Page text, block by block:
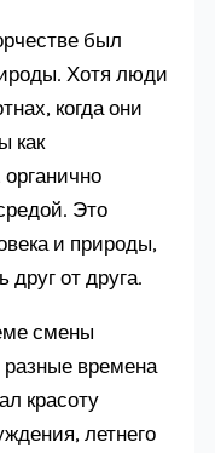
был
Хотя люди
когда они
как
Это
и природы,
от друга.
смены
разные времена
красоту
летнего